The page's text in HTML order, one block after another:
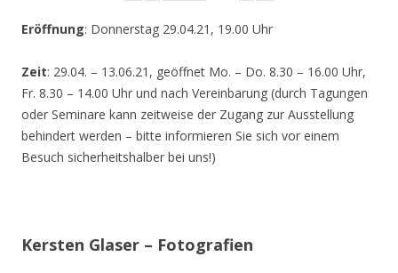
Eröffnung: Donnerstag 29.04.21, 19.00 Uhr
Zeit: 29.04. – 13.06.21, geöffnet Mo. – Do. 8.30 – 16.00 Uhr,
Fr. 8.30 – 14.00 Uhr und nach Vereinbarung (durch Tagungen
oder Seminare kann zeitweise der Zugang zur Ausstellung
behindert werden – bitte informieren Sie sich vor einem
Besuch sicherheitshalber bei uns!)
Kersten Glaser – Fotografien